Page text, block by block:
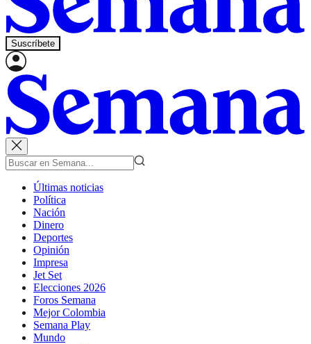
Suscríbete
Últimas noticias
Política
Nación
Dinero
Deportes
Opinión
Impresa
Jet Set
Elecciones 2026
Foros Semana
Mejor Colombia
Semana Play
Mundo